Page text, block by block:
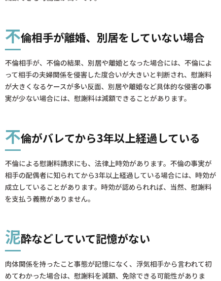
不倫相手が離婚、別居をしていない場合
不倫相手が、不倫の結果、別居や離婚となった場合には、不倫によ
って相手の夫婦関係を侵害した度合いが大きいと判断され、慰謝料
が大きくなるケースが多い反面、別居や離婚など具体的な侵害の事
実が少ない場合には、慰謝料は減額できることがあります。
不倫がバレてから3年以上経過している
不倫による慰謝料請求にも、法律上時効があります。不倫の事実が
相手の配偶者に知られてから3年以上経過している場合には、時効が
成立していることがあります。時効が認められれば、当然、慰謝料
を支払う義務がありません。
泥酔などしていて記憶がない
肉体関係を持ったこと事態が記憶になく、浮気相手から言われて初
めてわかった場合は、慰謝料を減額、免除できる可能性がありま